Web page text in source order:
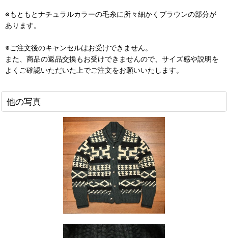
※もともとナチュラルカラーの毛糸に所々細かくブラウンの部分が
あります。
※ご注文後のキャンセルはお受けできません。
また、商品の返品交換もお受けできませんので、サイズ感や説明を
よくご確認いただいた上でご注文をお願いいたします。
他の写真